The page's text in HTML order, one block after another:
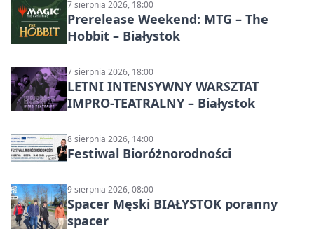
7 sierpnia 2026, 18:00
Prerelease Weekend: MTG – The
Hobbit – Białystok
7 sierpnia 2026, 18:00
LETNI INTENSYWNY WARSZTAT
IMPRO-TEATRALNY – Białystok
8 sierpnia 2026, 14:00
Festiwal Bioróżnorodności
9 sierpnia 2026, 08:00
Spacer Męski BIAŁYSTOK poranny
spacer